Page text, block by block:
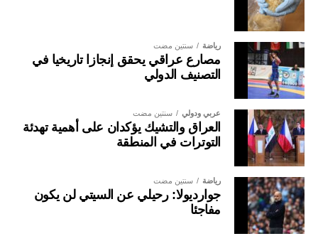
رياضة سنتين مضت
مصارع عراقي يحقق إنجازا تاريخيا في
التصنيف الدولي
عربي ودولي سنتين مضت
العراق والتشيك يؤكدان على أهمية تهدئة
التوترات في المنطقة
رياضة سنتين مضت
جوارديولا: رحيلي عن السيتي لن يكون
مفاجئا